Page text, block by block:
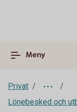
Meny
Privat
Lönebesked och